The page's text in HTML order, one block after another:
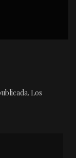
Los